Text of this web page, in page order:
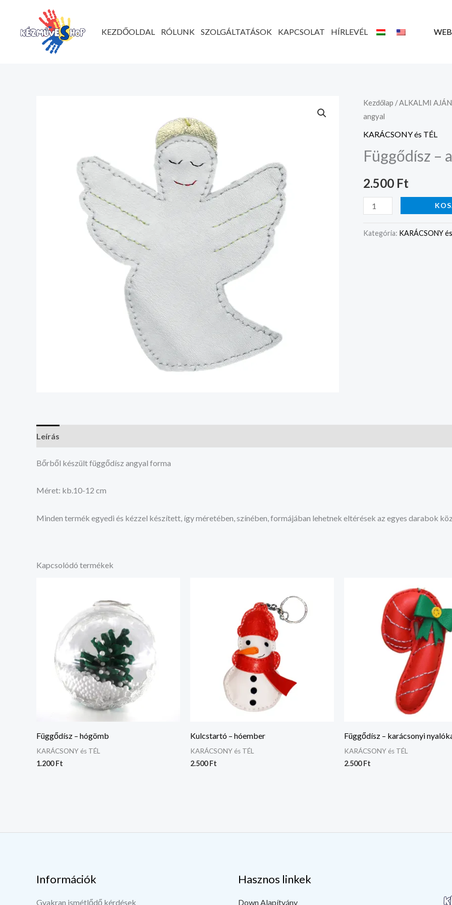
tartalomhoz
KEZDŐOLDAL RÓLUNK SZOLGÁLTATÁSOK KAPCSOLAT HÍRLEVÉL
Kezdőlap /ALKALMI
angyal
KARÁCSONY és TÉL
Függődísz –
2.500 Ft
Függődísz
-
angyal
Kategória: KARÁCSONY
Leírás
Bőrből készült függődísz angyal forma
Méret: kb.10-12 cm
Minden termék egyedi és kézzel készített, így méretében, színében, formájában lehetnek eltérések az egyes darabok
Kapcsolódó termékek
Függődísz – hógömb
KARÁCSONY és TÉL
1.200Ft
Kulcstartó – hóember
KARÁCSONY és TÉL
2.500Ft
Függődísz – karácsonyi
KARÁCSONY és TÉL
2.500Ft
Információk
Gyakran ismétlődő kérdések
Hasznos linkek
Down Alapítvány